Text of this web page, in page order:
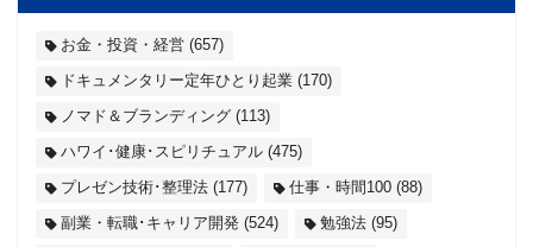
お金・投資・経営 (657)
ドキュメンタリー定年ひとり起業 (170)
ノマド＆ブランディング (113)
ハワイ･健康･スピリチュアル (475)
プレゼン技術･整理法 (177) 仕事・時間100 (88)
副業・転職･キャリア開発 (524) 勉強法 (95)